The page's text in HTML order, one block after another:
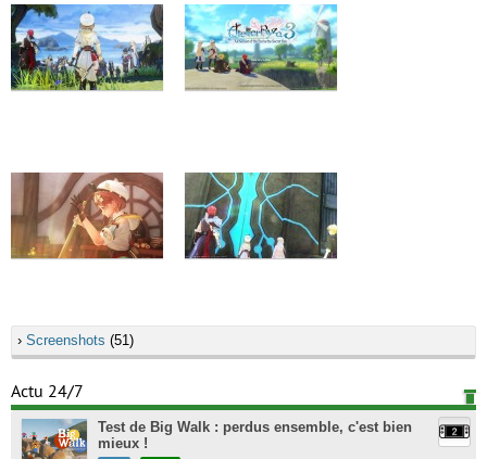
› Screenshots (51)
Actu 24/7
Test de Big Walk : perdus ensemble, c'est bien
mieux !